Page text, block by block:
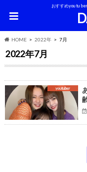
おすすめ
HOME 2022年 7月
2022年7月
youtuber